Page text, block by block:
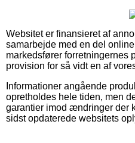
Websitet er finansieret af
samarbejde med en del
markedsfører forretningernes
provision for så vidt en af
Informationer angående
opretholdes hele tiden, men
garantier imod ændringer der
sidst opdaterede websitets